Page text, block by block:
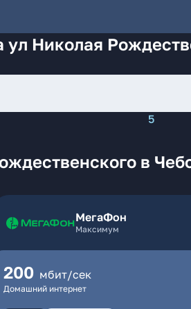
Николая
5
в
МегаФон
Максимум
200 мбит/сек
Домашний интернет